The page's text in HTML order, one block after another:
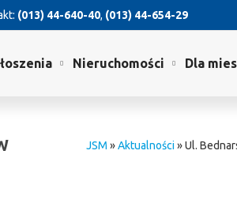
(013) 44-640-40, (013) 44-654-29
Nieruchomości Dla
JSM »Aktualności»Ul.